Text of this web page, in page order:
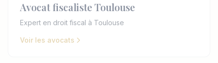
Avocat fiscaliste Toulouse
Expert en droit fiscal à Toulouse
Voir les avocats